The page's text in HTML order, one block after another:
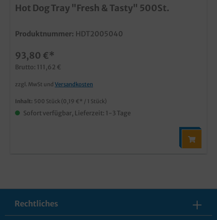
Hot Dog Tray "Fresh & Tasty" 500St.
Produktnummer: HDT2005040
93,80 €*
Brutto: 111,62 €
zzgl. MwSt und Versandkosten
Inhalt: 500 Stück (0,19 €* / 1 Stück)
Sofort verfügbar, Lieferzeit: 1-3 Tage
Rechtliches